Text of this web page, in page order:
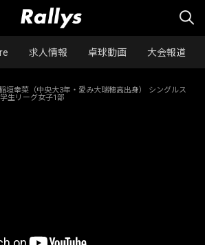
求人情報 卓球動画 大会報道
垣幸菜（中央大3年・愛み大瑞穂高出身） シングルス
生リーグ女子1部